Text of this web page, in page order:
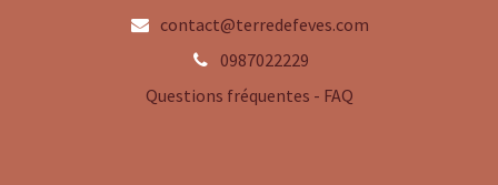
contact@terredefeves.com
0987022229
Questions fréquentes - FAQ